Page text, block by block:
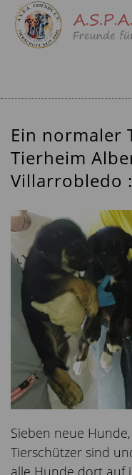
Ein normaler
Tierheim
Villarrobledo
Sieben neue
Tierschützer sind